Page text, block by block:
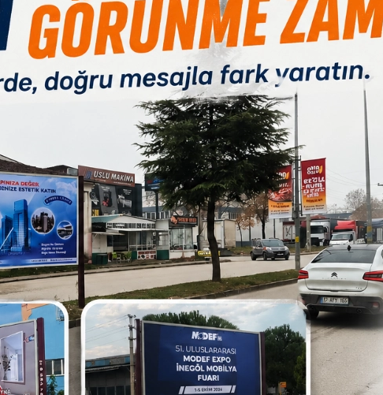
yapanlar,
hükümet yıkıp, yeni hükümet kuranlar,
ama sapık görüşlü ve hurafecileri din adamı diyerek halka yutturmaya çalışanlar,
tüyü bitmemiş yetimin hakkını yiyenler, bankaları hortumlayanlar,
edenler,
def edilen batılıların çürümüş ve kokuşmuş düzenini ve kültürünü medeniyet diye